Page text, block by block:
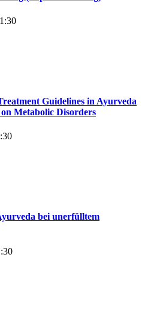
Guidelines in Ayurveda
Metabolic Disorders
bei unerfülltem